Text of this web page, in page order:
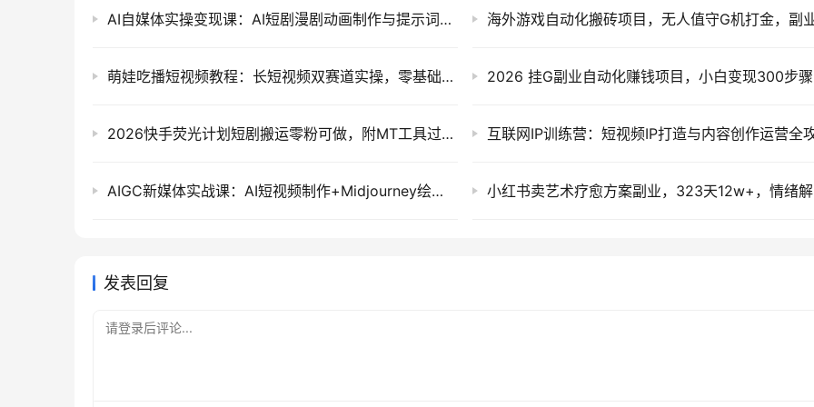
AI自媒体实操变现课：AI短剧漫剧动画制作与提示词运镜技巧，0基础副业赚钱
萌娃吃播短视频教程：长短视频双赛道实操，零基础保姆级教学，从素材剪辑到变现全攻略
2026快手荧光计划短剧搬运零粉可做，附MT工具过原创教程 互联网IP训练营：短视频IP打造与内容创作运营全
AIGC新媒体实战课：AI短视频制作+Midjourney绘图+数字人零基础入门
发表回复
请登录后评论...